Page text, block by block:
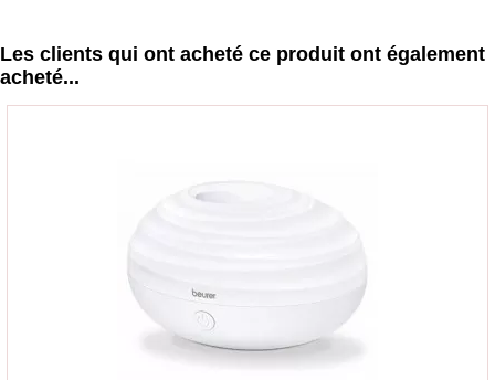
Les clients qui ont acheté ce produit ont également
acheté...